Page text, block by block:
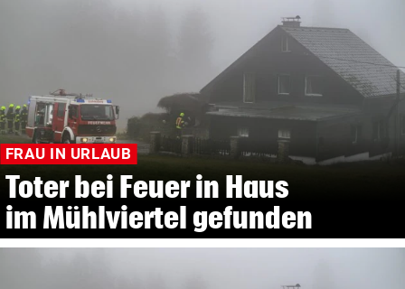
FRAU IN URLAUB
Toter bei Feuer in Haus
im Mühlviertel gefunden